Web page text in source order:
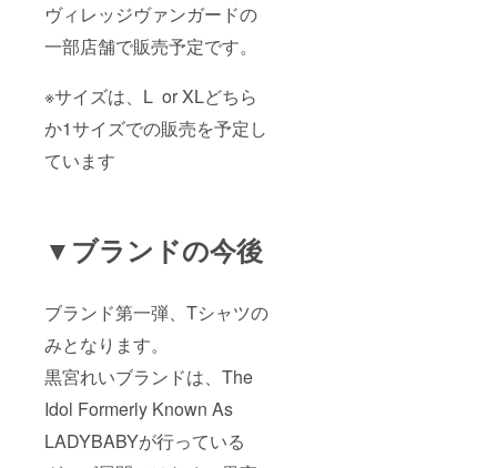
ヴィレッジヴァンガードの
一部店舗で販売予定です。
※サイズは、L or XLどちら
か1サイズでの販売を予定し
ています
▼ブランドの今後
ブランド第一弾、Tシャツの
みとなります。
黒宮れいブランドは、The
Idol Formerly Known As
LADYBABYが行っている